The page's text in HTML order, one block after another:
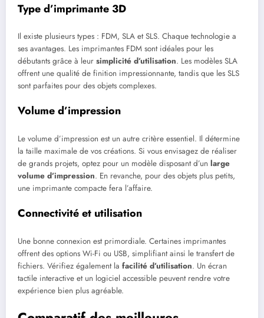
Type d’imprimante 3D
Il existe plusieurs types : FDM, SLA et SLS. Chaque technologie a
ses avantages. Les imprimantes FDM sont idéales pour les
débutants grâce à leur simplicité d’utilisation. Les modèles SLA
offrent une qualité de finition impressionnante, tandis que les SLS
sont parfaites pour des objets complexes.
Volume d’impression
Le volume d’impression est un autre critère essentiel. Il détermine
la taille maximale de vos créations. Si vous envisagez de réaliser
de grands projets, optez pour un modèle disposant d’un large
volume d’impression. En revanche, pour des objets plus petits,
une imprimante compacte fera l’affaire.
Connectivité et utilisation
Une bonne connexion est primordiale. Certaines imprimantes
offrent des options Wi-Fi ou USB, simplifiant ainsi le transfert de
fichiers. Vérifiez également la facilité d’utilisation. Un écran
tactile interactive et un logiciel accessible peuvent rendre votre
expérience bien plus agréable.